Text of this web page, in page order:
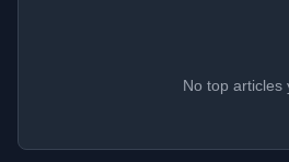
No top articles